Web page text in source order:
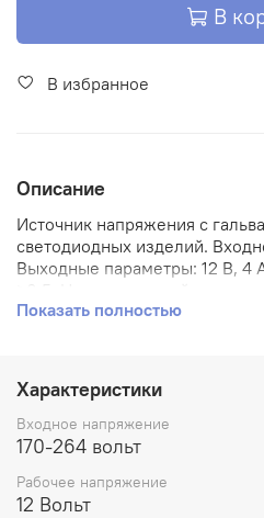
В
В избранное
Описание
Источник напряжения с
светодиодных изделий.
Выходные параметры: 12 В, 4
Рабочая температура -
Показать полностью
Характеристики
Входное напряжение
170-264 вольт
Рабочее напряжение
12 Вольт